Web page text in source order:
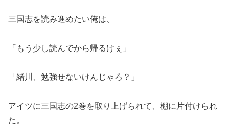
三国志を読み進めたい俺は、
「もう少し読んでから帰るけぇ」
「緒川、勉強せないけんじゃろ？」
アイツに三国志の2巻を取り上げられて、棚に片付けられ
た。